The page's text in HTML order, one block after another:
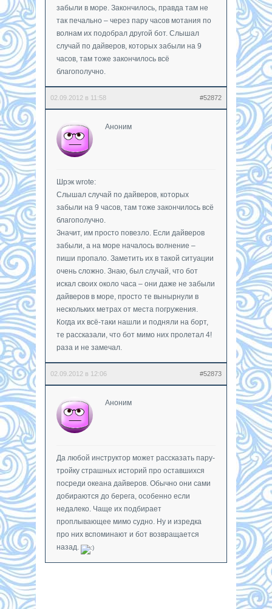
забыли в море. Закончилось, правда там не
так печально – через пару часов мотания по
волнам их подобрал другой бот. Слышал
случай по дайверов, которых забыли на 9
часов, там тоже закончилось всё
благополучно.
02.09.2012 в 11:58 #52872
Аноним
Шрэк wrote:
Слышал случай по дайверов, которых
забыли на 9 часов, там тоже закончилось всё
благополучно.
Значит, им просто повезло. Если дайверов
забыли, а на море началось волнение –
пиши пропало. Заметить их в такой ситуации
очень сложно. Знаю, был случай, что бот
искал своих около часа – они даже не забыли
дайверов в море, просто те вынырнули в
нескольких метрах от места погружения.
Когда их всё-таки нашли и подняли на борт,
те рассказали, что бот мимо них пролетал 4!
раза и не замечал.
02.09.2012 в 12:06 #52873
Аноним
Да любой инструктор может рассказать пару-
тройку страшных историй про оставшихся
посреди океана дайверов. Обычно они сами
добираются до берега, особенно если
недалеко. Чаще их подбирает
проплывающее мимо судно. Ну и изредка
про них вспоминают и бот возвращается
назад.